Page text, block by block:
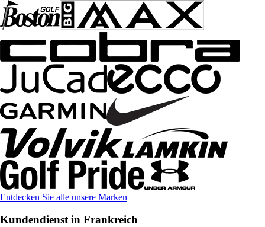
Entdecken Sie alle unsere Marken
Kundendienst in Frankreich